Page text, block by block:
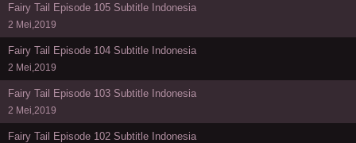
Fairy Tail Episode 105 Subtitle Indonesia
2 Mei,2019
Fairy Tail Episode 104 Subtitle Indonesia
2 Mei,2019
Fairy Tail Episode 103 Subtitle Indonesia
2 Mei,2019
Fairy Tail Episode 102 Subtitle Indonesia